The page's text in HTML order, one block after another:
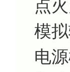
点
模
电